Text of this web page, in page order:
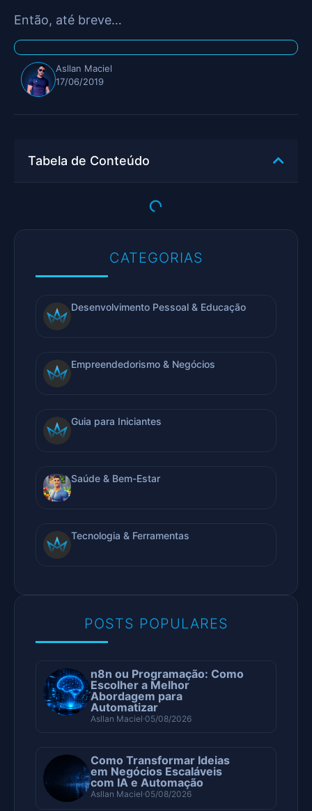
Então, até breve…
Asllan Maciel
17/06/2019
Tabela de Conteúdo
CATEGORIAS
Desenvolvimento Pessoal & Educação
Empreendedorismo & Negócios
Guia para Iniciantes
Saúde & Bem-Estar
Tecnologia & Ferramentas
POSTS POPULARES
n8n ou Programação: Como
Escolher a Melhor
Abordagem para
Automatizar
Asllan Maciel 05/08/2026
Como Transformar Ideias
em Negócios Escaláveis
com IA e Automação
Asllan Maciel 05/08/2026